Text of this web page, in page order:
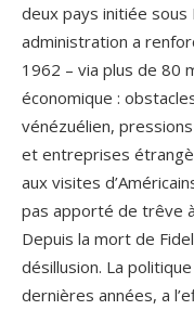
deux pays initiée sous
administration a
1962 – via plus de 80
économique :
vénézuélien,
et entreprises
aux visites
pas apporté de trêve
Depuis la mort de
désillusion. La
dernières années, a